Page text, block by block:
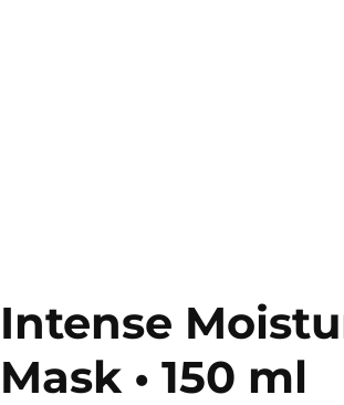
Intense
Mask • 150 ml